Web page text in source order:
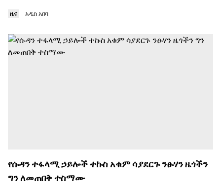
ዜና አዲስ አበባ
የሱዳን ተፋላሚ ኃይሎች ተኩስ አቁም ሳያደርጉ ንፁሃን ዜጎችን
ግን ለመጠበቅ ተስማሙ